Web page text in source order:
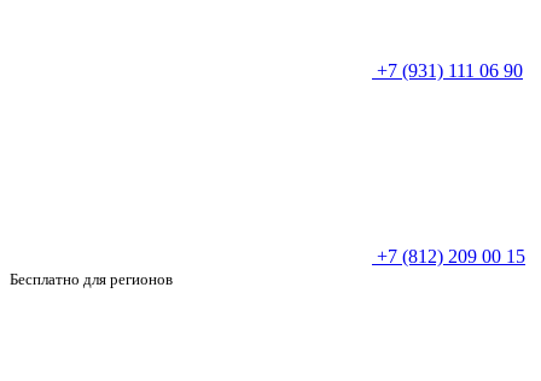
+7 (931) 111 06 90
+7 (812) 209 00 15
Бесплатно для регионов